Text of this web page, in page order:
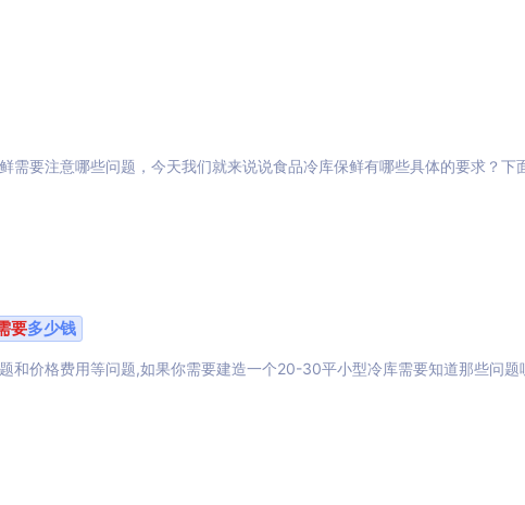
需要注意哪些问题，今天我们就来说说食品冷库保鲜有哪些具体的要求？下
要多少钱
和价格费用等问题,如果你需要建造一个20-30平小型冷库需要知道那些问题